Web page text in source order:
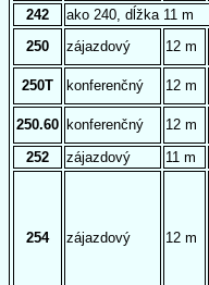
242
ako 240, dĺžka 11 m
250
zájazdový 12 m
250T
konferenčný 12 m
250.60 konferenčný 12 m
252
zájazdový 11 m
254 zájazdový 12 m